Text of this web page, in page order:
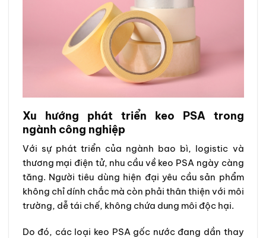
Xu hướng phát triển keo PSA trong
ngành công nghiệp
Với sự phát triển của ngành bao bì, logistic và
thương mại điện tử, nhu cầu về keo PSA ngày càng
tăng. Người tiêu dùng hiện đại yêu cầu sản phẩm
không chỉ dính chắc mà còn phải thân thiện với môi
trường, dễ tái chế, không chứa dung môi độc hại.
Do đó, các loại keo PSA gốc nước đang dần thay